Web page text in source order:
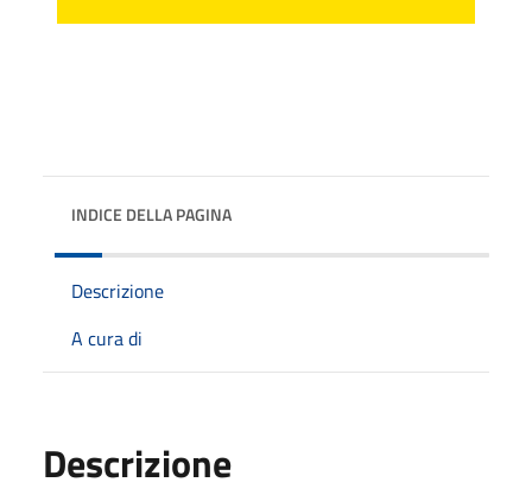
INDICE DELLA PAGINA
Descrizione
A cura di
Descrizione